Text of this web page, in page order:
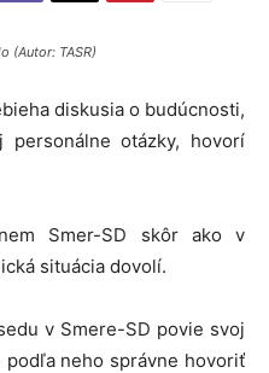
(Autor: TASR)
diskusia o budúcnosti,
otázky, hovorí
Smer-SD skôr ako v
situácia dovolí.
v Smere-SD povie svoj
neho správne hovoriť